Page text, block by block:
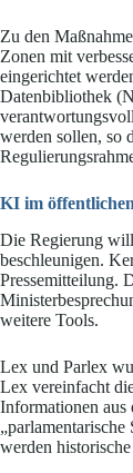
Zu den
Zonen mit
eingerichtet
Datenbibliothek
werden sollen, so
KI im
Die Regierung
beschleunigen.
Pressemitteilung.
weitere Tools.
Lex und Parlex
Lex vereinfacht
Informationen aus
werden